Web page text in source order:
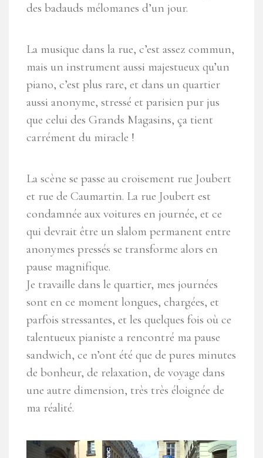
des badauds mélomanes d’un jour.
La musique dans la rue, c’est assez commun,
mais un instrument aussi majestueux qu’un
piano, c’est plus rare, et dans un quartier
aussi anonyme, stressé et parisien pur jus
que celui des Grands Magasins, ça tient
carrément du miracle !
La scène se passe au croisement rue Joubert
et rue de Caumartin. La rue Joubert est
condamnée aux voitures en journée, et ce
qui devrait être un slalom permanent entre
anonymes pressés se transforme alors en
pause magnifique.
Je travaille dans le quartier, mes journées
sont en ce moment longues, chargées, et
parfois stressantes, et les quelques fois où ce
talentueux pianiste a rencontré ma pause
sandwich, ce n’ont été que de pures minutes
de bonheur, de relaxation, de voyage dans
une autre dimension, très très éloignée de
ma réalité.